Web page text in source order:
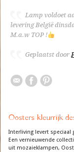
Lamp voldoet
levering België
M.a.w TOP !
Geplaatst door
Oosters kleurrijk
Interliving levert speciaal
Een vernieuwende
uit mozaieklampen,